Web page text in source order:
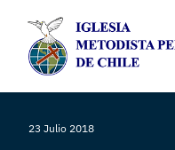
23 Julio 2018